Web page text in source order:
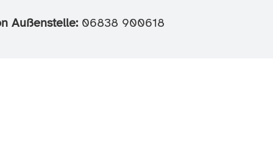
Außenstelle: 06838 900618